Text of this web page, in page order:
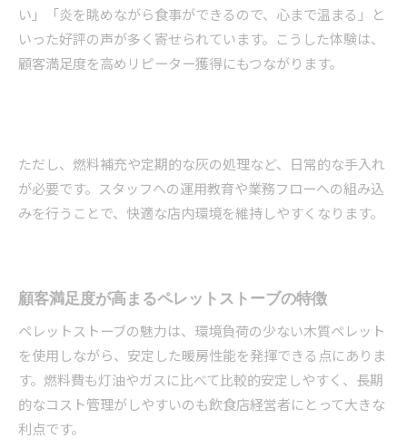
い」「炎を眺めながら食事ができるので、心まで温まる」と
いった好評の声が多く寄せられています。こうした体験は、
顧客満足度を高めリピーター獲得にもつながります。
ただし、燃料補充や定期的な灰の処理など、日常的な手入れ
が必要です。スタッフへの運用教育や業務フローへの組み込
みを行うことで、快適な店内環境を維持しやすくなります。
顧客満足度が高まるペレットストーブの特徴
ペレットストーブの魅力は、環境負荷の少ない木質ペレット
を使用しながら、安定した暖房性能を発揮できる点にありま
す。燃料費も灯油やガスに比べて比較的安定しやすく、長期
的なコスト管理がしやすいのも飲食店経営者にとって大きな
利点です。